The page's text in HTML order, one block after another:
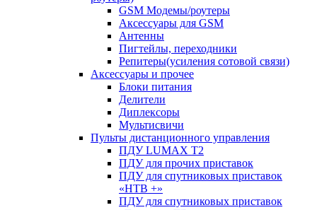
GSM Модемы/роутеры
Аксессуары для GSM
Антенны
Пигтейлы, переходники
Репитеры(усиления сотовой связи)
Аксессуары и прочее
Блоки питания
Делители
Диплексоры
Мультисвичи
Пульты дистанционного управления
ПДУ LUMAX Т2
ПДУ для прочих приставок
ПДУ для спутниковых приставок
«НТВ +»
ПДУ для спутниковых приставок